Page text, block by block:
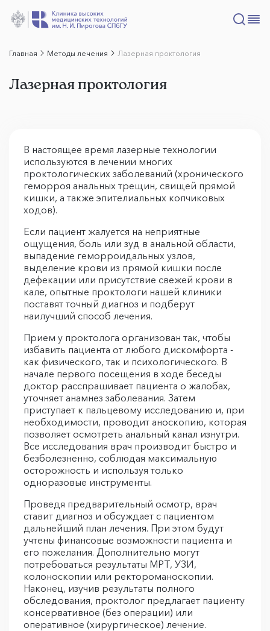
Главная Методы лечения Лазерная проктология
Лазерная проктология
В настоящее время лазерные технологии
используются в лечении многих
проктологических заболеваний (хронического
геморроя анальных трещин, свищей прямой
кишки, а также эпителиальных копчиковых
ходов).
Если пациент жалуется на неприятные
ощущения, боль или зуд в анальной области,
выпадение геморроидальных узлов,
выделение крови из прямой кишки после
дефекации или присутствие свежей крови в
кале, опытные проктологи нашей клиники
поставят точный диагноз и подберут
наилучший способ лечения.
Прием у проктолога организован так, чтобы
избавить пациента от любого дискомфорта -
как физического, так и психологического. В
начале первого посещения в ходе беседы
доктор расспрашивает пациента о жалобах,
уточняет анамнез заболевания. Затем
приступает к пальцевому исследованию и, при
необходимости, проводит аноскопию, которая
позволяет осмотреть анальный канал изнутри.
Все исследования врач производит быстро и
безболезненно, соблюдая максимальную
осторожность и используя только
одноразовые инструменты.
Проведя предварительный осмотр, врач
ставит диагноз и обсуждает с пациентом
дальнейший план лечения. При этом будут
учтены финансовые возможности пациента и
его пожелания. Дополнительно могут
потребоваться результаты МРТ, УЗИ,
колоноскопии или ректороманоскопии.
Наконец, изучив результаты полного
обследования, проктолог предлагает пациенту
консервативное (без операции) или
оперативное (хирургическое) лечение.